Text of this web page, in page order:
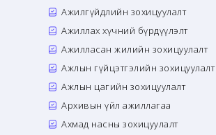
Ажилгүйдлийн зохицуулалт
Ажиллах хүчний бүрдүүлэлт
Ажилласан жилийн зохицуулалт
Ажлын гүйцэтгэлийн зохицуулалт
Ажлын цагийн зохицуулалт
Архивын үйл ажиллагаа
Ахмад насны зохицуулалт